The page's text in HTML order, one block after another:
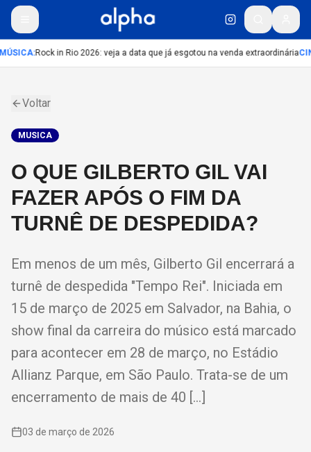
:Rock in Rio 2026: veja a data que já esgotou na venda extraordinária
Voltar
MUSICA
O QUE GILBERTO GIL VAI
FAZER APÓS O FIM DA
TURNÊ DE DESPEDIDA?
Em menos de um mês, Gilberto Gil encerrará a
turnê de despedida "Tempo Rei". Iniciada em
15 de março de 2025 em Salvador, na Bahia, o
show final da carreira do músico está marcado
para acontecer em 28 de março, no Estádio
Allianz Parque, em São Paulo. Trata-se de um
encerramento de mais de 40 […]
03 de março de 2026